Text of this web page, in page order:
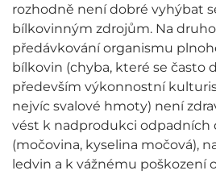
rozhodně není dobré vyhýbat
bílkovinným zdrojům. Na
předávkování organismu
bílkovin (chyba, které se často
především výkonnostní
nejvíc svalové hmoty) není
vést k nadprodukci odpadních
(močovina, kyselina močová),
ledvin a k vážnému poškození